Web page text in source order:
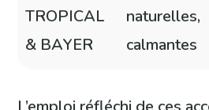
TROPICAL
& BAYER
naturelles,
calmantes